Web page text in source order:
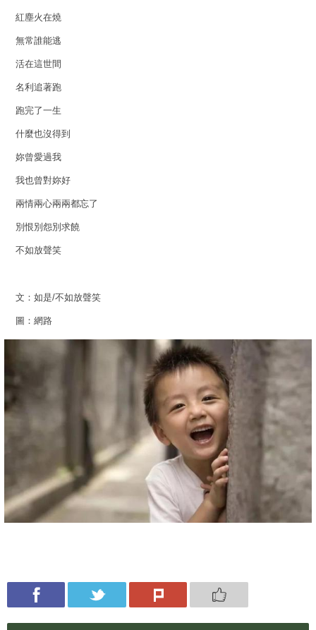
紅塵火在燒
無常誰能逃
活在這世間
名利追著跑
跑完了一生
什麼也沒得到
妳曾愛過我
我也曾對妳好
兩情兩心兩兩都忘了
別恨別怨別求饒
不如放聲笑
文：如是/不如放聲笑
圖：網路